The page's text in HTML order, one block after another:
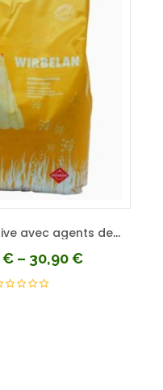
Poudre à lessive avec agents de blanchiment
€ – 30,90€